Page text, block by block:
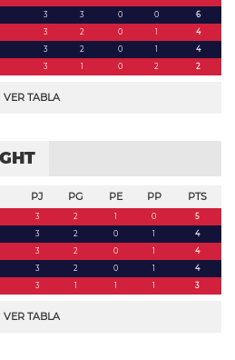
3 3 0 0
6
3 2 0 1
4
3 2 0 1
4
3 1 0 2 2
VER TABLA
PJ PG PE PP PTS
3 2 1 0
5
3 2 0 1
4
3 2 0 1
4
3 2 0 1
4
3 1 1 1 3
VER TABLA